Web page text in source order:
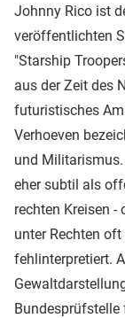
Johnny Rico ist
veröffentlichten
"Starship
aus der Zeit des
futuristisches
Verhoeven
und
eher subtil als
rechten Kreisen
unter Rechten
fehlinterpretiert.
Bundesprüfstelle